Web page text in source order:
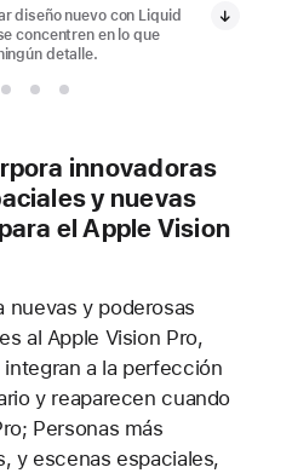
diseño nuevo con Liquid
concentren en lo que
detalle.
innovadoras
y nuevas
el Apple Vision
nuevas y poderosas
al Apple Vision Pro,
a la perfección
y reaparecen cuando
Personas más
y escenas espaciales,